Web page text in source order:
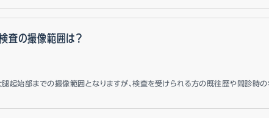
査の撮像範囲は？
起始部までの撮像範囲となりますが、検査を受けられる方の既往歴や問診時の